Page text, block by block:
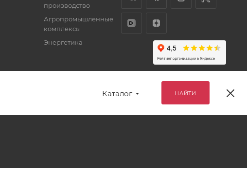
производство
Агропромышленные
комплексы
Энергетика
НАЙТИ
Каталог